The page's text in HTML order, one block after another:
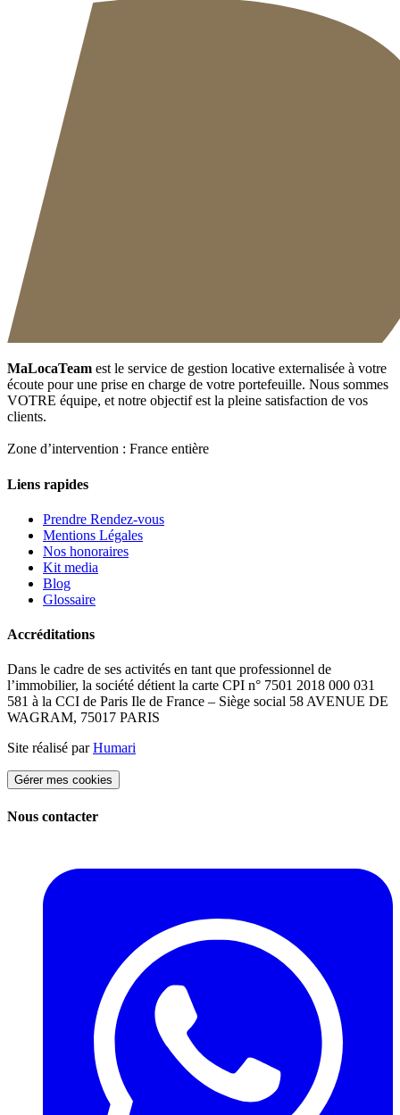
MaLocaTeam est le service de gestion locative externalisée à votre
écoute pour une prise en charge de votre portefeuille. Nous sommes
VOTRE équipe, et notre objectif est la pleine satisfaction de vos
clients.
Zone d’intervention : France entière
Liens rapides
Prendre Rendez-vous
Mentions Légales
Nos honoraires
Kit media
Blog
Glossaire
Accréditations
Dans le cadre de ses activités en tant que professionnel de
l’immobilier, la société détient la carte CPI n° 7501 2018 000 031
581 à la CCI de Paris Ile de France – Siège social 58 AVENUE DE
WAGRAM, 75017 PARIS
Site réalisé parHumari
Gérer mes cookies
Nous contacter